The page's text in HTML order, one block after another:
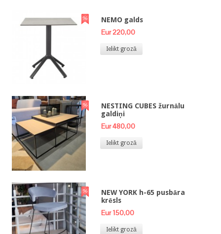
NEMO galds
Eur 220,00
Ielikt grozā
NESTING CUBES žurnālu
galdiņi
Eur 480,00
Ielikt grozā
NEW YORK h-65 pusbāra
krēsls
Eur 150,00
Ielikt grozā